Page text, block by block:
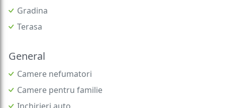
Gradina
Terasa
General
Camere nefumatori
Camere pentru familie